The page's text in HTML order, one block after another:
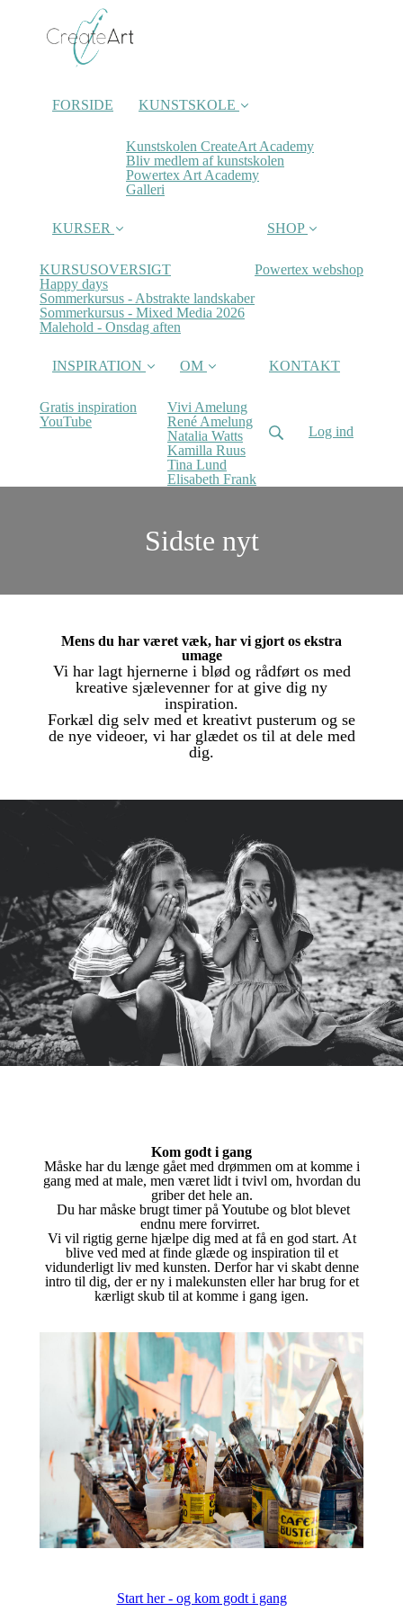
FORSIDE KUNSTSKOLE
Kunstskolen CreateArt Academy
Bliv medlem af kunstskolen
Powertex Art Academy
Galleri
KURSER
KURSUSOVERSIGT
Happy days
Sommerkursus - Abstrakte landskaber
Sommerkursus - Mixed Media 2026
Malehold - Onsdag aften
SHOP
Powertex webshop
INSPIRATION
Gratis inspiration
YouTube
OM
Vivi Amelung
René Amelung
Natalia Watts
Kamilla Ruus
Tina Lund
Elisabeth Frank
KONTAKT
Log ind
Sidste nyt
Mens du har været væk, har vi gjort os ekstra
umage
Vi har lagt hjernerne i blød og rådført os med
kreative sjælevenner for at give dig ny
inspiration.
Forkæl dig selv med et kreativt pusterum og se
de nye videoer, vi har glædet os til at dele med
dig.
Kom godt i gang
Måske har du længe gået med drømmen om at komme i
gang med at male, men været lidt i tvivl om, hvordan du
griber det hele an.
Du har måske brugt timer på Youtube og blot blevet
endnu mere forvirret.
Vi vil rigtig gerne hjælpe dig med at få en god start. At
blive ved med at finde glæde og inspiration til et
vidunderligt liv med kunsten. Derfor har vi skabt denne
intro til dig, der er ny i malekunsten eller har brug for et
kærligt skub til at komme i gang igen.
Start her - og kom godt i gang